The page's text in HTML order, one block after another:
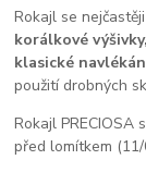
Rokajl se nejčastěji
korálkové
klasické
použití drobných
Rokajl PRECIOSA
před lomítkem